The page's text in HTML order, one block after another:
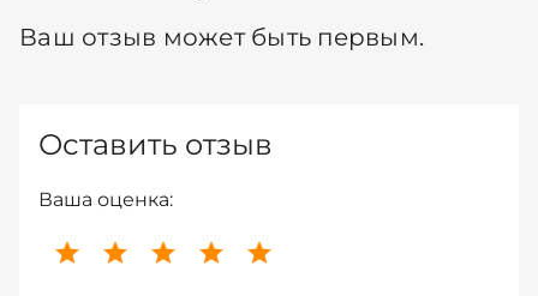
Ваш отзыв может быть первым.
Оставить отзыв
Ваша оценка: